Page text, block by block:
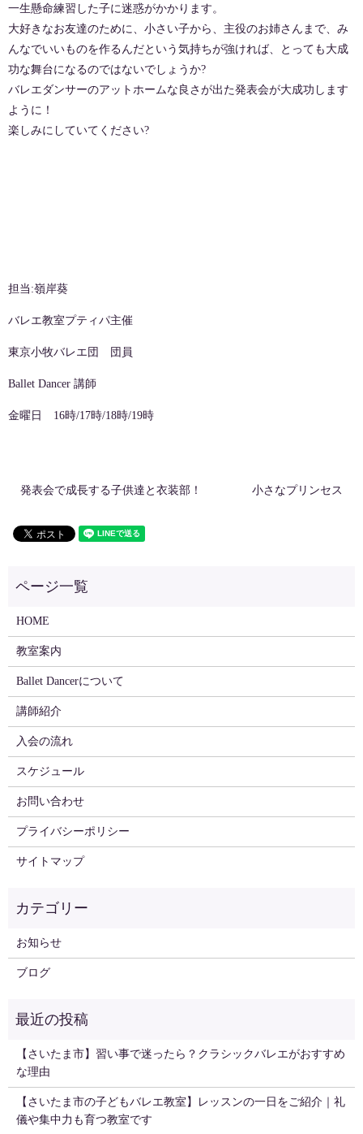
一生懸命練習した子に迷惑がかかります。
大好きなお友達のために、小さい子から、主役のお姉さんまで、み
んなでいいものを作るんだという気持ちが強ければ、とっても大成
功な舞台になるのではないでしょうか?
バレエダンサーのアットホームな良さが出た発表会が大成功します
ように！
楽しみにしていてください?
担当:嶺岸葵
バレエ教室プティパ主催
東京小牧バレエ団 団員
Ballet Dancer 講師
金曜日 16時/17時/18時/19時
発表会で成長する子供達と衣装部！ 小さなプリンセス
HOME
教室案内
Ballet Dancerについて
講師紹介
入会の流れ
スケジュール
お問い合わせ
プライバシーポリシー
サイトマップ
お知らせ
ブログ
【さいたま市】習い事で迷ったら？クラシックバレエがおすすめ
な理由
【さいたま市の子どもバレエ教室】レッスンの一日をご紹介｜礼
儀や集中力も育つ教室です